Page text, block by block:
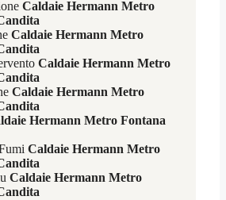
Caldaie Hermann Metro
Caldaie Hermann Metro
Caldaie Hermann Metro
Caldaie Hermann Metro
Hermann Metro Fontana
Caldaie Hermann Metro
Caldaie Hermann Metro